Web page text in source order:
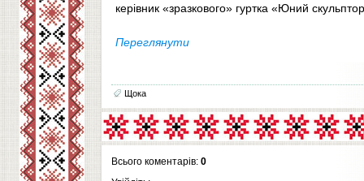
керівник «зразкового» гуртка «Юний
Переглянути
Щока
Всього коментарів: 0